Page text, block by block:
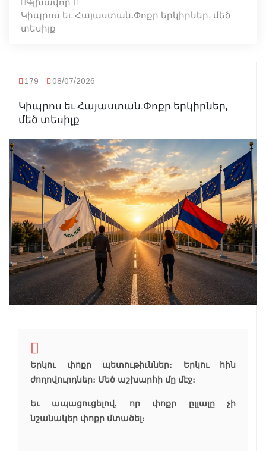
Կիպրոս եւ Հայաստան.Փոքր երկիրներ, մեծ
տեսիլք
179 08/07/2026
Կիպրոս եւ Հայաստան.Փոքր երկիրներ,
մեծ տեսիլք
Երկու փոքր պետութիւններ։ Երկու հին
ժողովուրդներ։ Մեծ աշխարհի մը մէջ։
Եւ ապացուցելով, որ փոքր ըլլալը չի
նշանակեր փոքր մտածել։